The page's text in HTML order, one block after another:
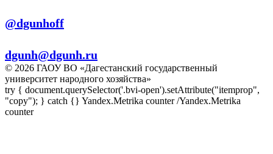
@dgunhoff
dgunh@dgunh.ru
© 2026 ГАОУ ВО «Дагестанский государственный
университет народного хозяйства»
try { document.querySelector('.bvi-open').setAttribute("itemprop",
"copy"); } catch {} Yandex.Metrika counter/Yandex.Metrika
counter